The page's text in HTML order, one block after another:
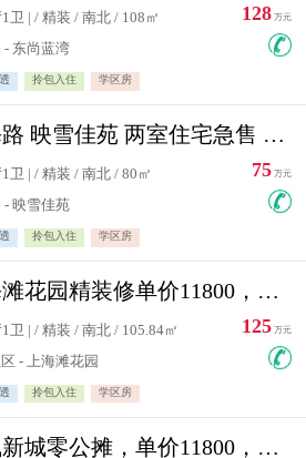
卫 | / 精装 / 南北 / 108㎡
- 东尚蓝湾
拎包入住 学区房
128 万元
福海路 映雪佳苑 两室住宅急售 可公积金贷款
卫 | / 精装 / 南北 / 80㎡
- 映雪佳苑
拎包入住 学区房
75 万元
上海滩花园精装修单价11800，价格最低的两居室，无敌视野
卫 | / 精装 / 南北 / 105.84㎡
- 上海滩花园
拎包入住 学区房
125 万元
凤凰新城零公摊，单价11800，白银楼层，一个车库另算